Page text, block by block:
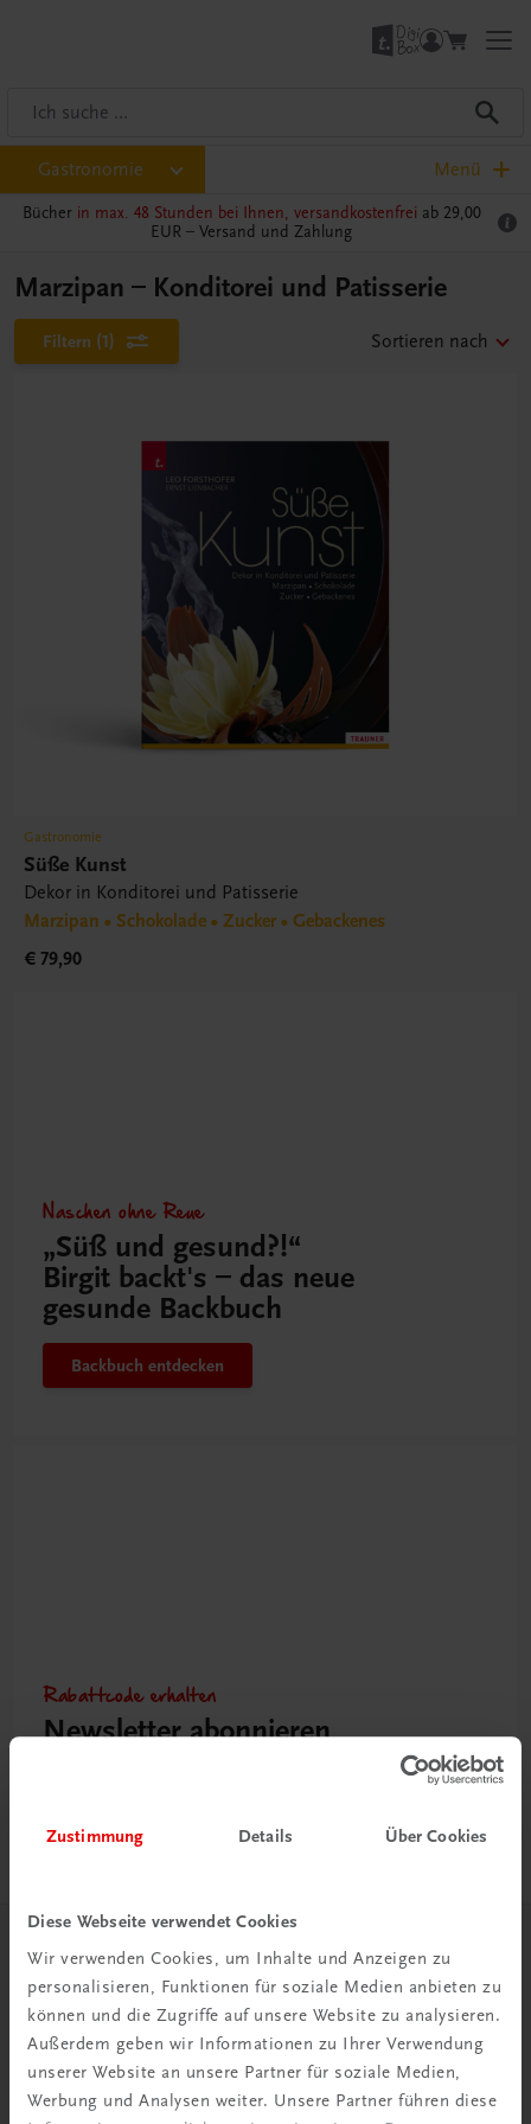
Zustimmung Details Über Cookies
Diese Webseite verwendet Cookies
Wir verwenden Cookies, um Inhalte und Anzeigen zu
personalisieren, Funktionen für soziale Medien anbieten zu
können und die Zugriffe auf unsere Website zu analysieren.
Außerdem geben wir Informationen zu Ihrer Verwendung
unserer Website an unsere Partner für soziale Medien,
Werbung und Analysen weiter. Unsere Partner führen diese
Gastronomie Menü
Bücher in max. 48 Stunden bei Ihnen, versandkostenfrei ab 29,00
EUR – Versand und Zahlung
Marzipan – Konditorei und Patisserie
Filtern (1) Sortieren nach
Gastronomie
Süße Kunst
Dekor in Konditorei und Patisserie
Marzipan • Schokolade • Zucker • Gebackenes
€ 79,90
Naschen ohne Reue
„Süß und gesund?!“
Birgit backt's – das neue
gesunde Backbuch
Backbuch entdecken
Rabattcode erhalten
Newsletter abonnieren
Herzlich willkommen bei TRAUNER!